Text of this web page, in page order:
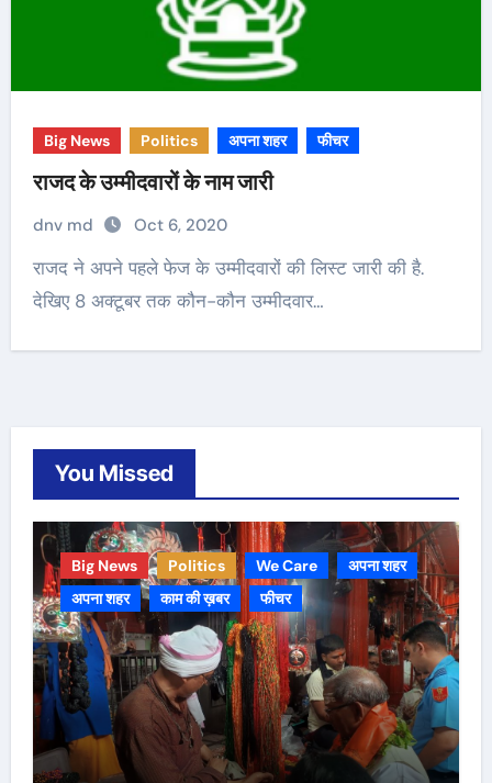
Big News Politics अपना शहर फीचर
राजद के उम्मीदवारों के नाम जारी
dnv md Oct 6, 2020
राजद ने अपने पहले फेज के उम्मीदवारों की लिस्ट जारी की है.
देखिए 8 अक्टूबर तक कौन-कौन उम्मीदवार…
You Missed
Big News Politics We Care
अपना शहर
अपना शहर
काम की ख़बर फीचर